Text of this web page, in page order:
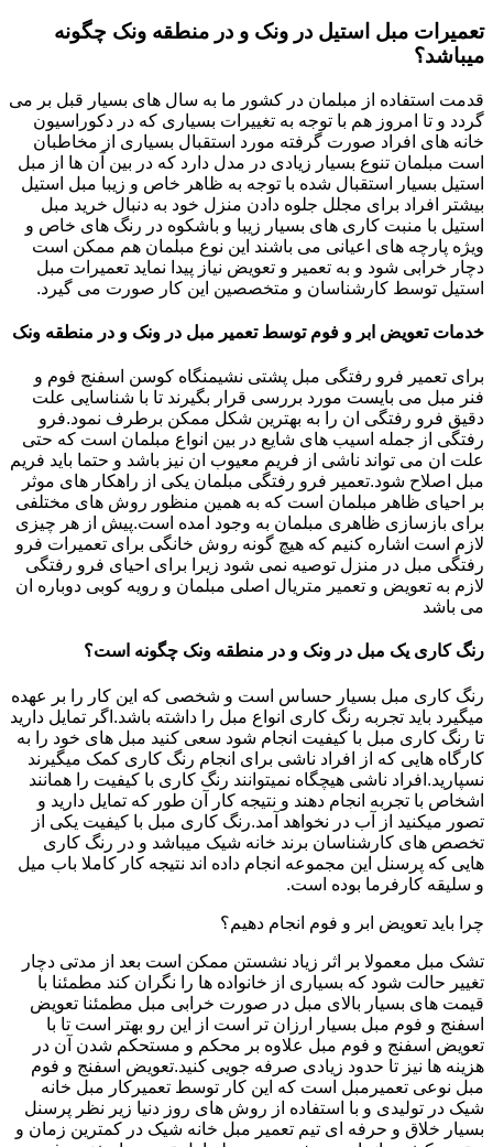
تعمیرات مبل استیل در ونک و در منطقه ونک چگونه
میباشد؟
قدمت استفاده از مبلمان در کشور ما به سال های بسیار قبل بر می
گردد و تا امروز هم با توجه به تغییرات بسیاری که در دکوراسیون
خانه های افراد صورت گرفته مورد استقبال بسیاری از مخاطبان
است مبلمان تنوع بسیار زیادی در مدل دارد که در بین آن ها از مبل
استیل بسیار استقبال شده با توجه به ظاهر خاص و زیبا مبل استیل
بیشتر افراد برای مجلل جلوه دادن منزل خود به دنبال خرید مبل
استیل با منبت کاری های بسیار زیبا و باشکوه در رنگ های خاص و
ویژه پارچه های اعیانی می باشند این نوع مبلمان هم ممکن است
دچار خرابی شود و به تعمیر و تعویض نیاز پیدا نماید تعمیرات مبل
استیل توسط کارشناسان و متخصصین این کار صورت می گیرد.
خدمات تعویض ابر و فوم توسط تعمیر مبل در ونک و در منطقه ونک
برای تعمیر فرو رفتگی مبل پشتی نشیمنگاه کوسن اسفنج فوم و
فنر مبل می بایست مورد بررسی قرار بگیرند تا با شناسایی علت
دقیق فرو رفتگی ان را به بهترین شکل ممکن برطرف نمود.فرو
رفتگی از جمله اسیب های شایع در بین انواع مبلمان است که حتی
علت ان می تواند ناشی از فریم معیوب ان نیز باشد و حتما باید فریم
مبل اصلاح شود.تعمیر فرو رفتگی مبلمان یکی از راهکار های موثر
بر احیای ظاهر مبلمان است که به همین منظور روش های مختلفی
برای بازسازی ظاهری مبلمان به وجود امده است.پیش از هر چیزی
لازم است اشاره کنیم که هیچ گونه روش خانگی برای تعمیرات فرو
رفتگی مبل در منزل توصیه نمی شود زیرا برای احیای فرو رفتگی
لازم به تعویض و تعمیر متریال اصلی مبلمان و رویه کوبی دوباره ان
می باشد
رنگ کاری یک مبل در ونک و در منطقه ونک چگونه است؟
رنگ کاری مبل بسیار حساس است و شخصی که این کار را بر عهده
میگیرد باید تجربه رنگ کاری انواع مبل را داشته باشد.اگر تمایل دارید
تا رنگ کاری مبل با کیفیت انجام شود سعی کنید مبل های خود را به
کارگاه هایی که از افراد ناشی برای انجام رنگ کاری کمک میگیرند
نسپارید.افراد ناشی هیچگاه نمیتوانند رنگ کاری با کیفیت را همانند
اشخاص با تجربه انجام دهند و نتیجه کار آن طور که تمایل دارید و
تصور میکنید از آب در نخواهد آمد.رنگ کاری مبل با کیفیت یکی از
تخصص های کارشناسان برند خانه شیک میباشد و در رنگ کاری
هایی که پرسنل این مجموعه انجام داده اند نتیجه کار کاملا باب میل
و سلیقه کارفرما بوده است.
چرا باید تعویض ابر و فوم انجام دهیم؟
تشک مبل معمولا بر اثر زیاد نشستن ممکن است بعد از مدتی دچار
تغییر حالت شود که بسیاری از خانواده ها را نگران کند مطمئنا با
قیمت های بسیار بالای مبل در صورت خرابی مبل مطمئنا تعویض
اسفنج و فوم مبل بسیار ارزان تر است از این رو بهتر است تا با
تعویض اسفنج و فوم مبل علاوه بر محکم و مستحکم شدن آن در
هزینه ها نیز تا حدود زیادی صرفه جویی کنید.تعویض اسفنج و فوم
مبل نوعی تعمیرمبل است که این کار توسط تعمیرکار مبل خانه
شیک در تولیدی و با استفاده از روش های روز دنیا زیر نظر پرسنل
بسیار خلاق و حرفه ای تیم تعمیر مبل خانه شیک در کمترین زمان و